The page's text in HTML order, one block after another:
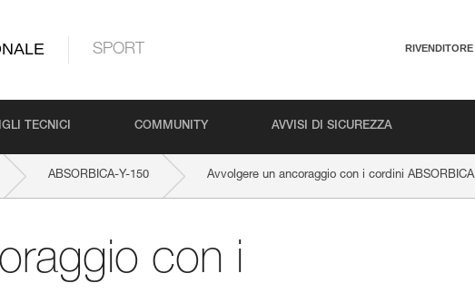
SPORT RIVENDITORE
TECNICI COMMUNITY AVVISI DI SICUREZZA
ABSORBICA-Y-150 Avvolgere un ancoraggio con i cordini ABSORBICA
con i